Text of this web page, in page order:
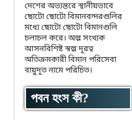
দেশের অভ্যন্তরে স্থানীয়ভাবে
ছোটো ছোটো বিমানবন্দরগুলির
মধ্যে ছোটো ছোটো বিমানগুলি
চলাচল করে। অল্প সংখ্যক
আসনবিশিষ্ট স্বল্প দূরত্ব
অতিক্রমকারী বিমান পরিসেবা
বায়ুদূত নামে পরিচিত।
পবন হংস কী?